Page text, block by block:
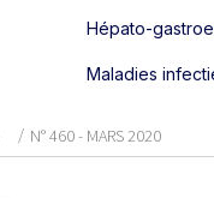
Hépato-
Maladies
N° 460 - MARS 2020